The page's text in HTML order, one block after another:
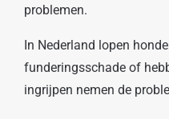
problemen.
In Nederland lopen
funderingsschade of
ingrijpen nemen de